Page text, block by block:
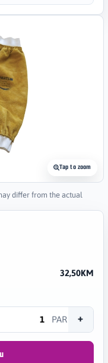
Tap to zoom
differ from the actual
32,50KM
PAR +